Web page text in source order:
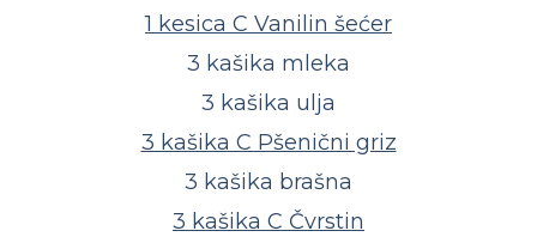
1 kesica C Vanilin šećer
3 kašika mleka
3 kašika ulja
3 kašika C Pšenični griz
3 kašika brašna
3 kašika C Čvrstin